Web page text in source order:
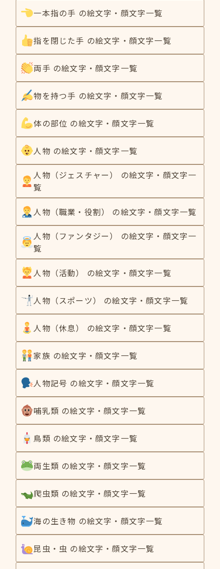
一本指の手 の絵文字・顔文字一覧
指を閉じた手 の絵文字・顔文字一覧
両手 の絵文字・顔文字一覧
物を持つ手 の絵文字・顔文字一覧
体の部位 の絵文字・顔文字一覧
人物 の絵文字・顔文字一覧
人物（ジェスチャー） の絵文字・顔文字一
覧
人物（職業・役割） の絵文字・顔文字一覧
人物（ファンタジー） の絵文字・顔文字一
覧
人物（活動） の絵文字・顔文字一覧
人物（スポーツ） の絵文字・顔文字一覧
人物（休息） の絵文字・顔文字一覧
家族 の絵文字・顔文字一覧
人物記号 の絵文字・顔文字一覧
哺乳類 の絵文字・顔文字一覧
鳥類 の絵文字・顔文字一覧
両生類 の絵文字・顔文字一覧
爬虫類 の絵文字・顔文字一覧
海の生き物 の絵文字・顔文字一覧
昆虫・虫 の絵文字・顔文字一覧